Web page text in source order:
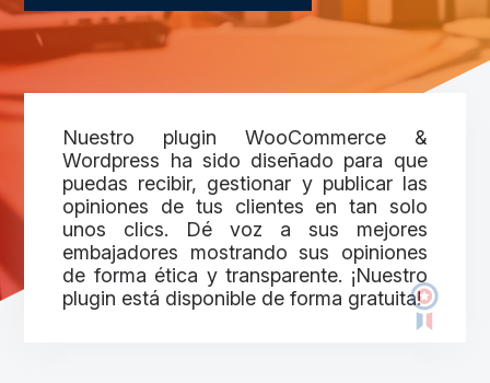
Nuestro plugin WooCommerce &
Wordpress ha sido diseñado para que
puedas recibir, gestionar y publicar las
opiniones de tus clientes en tan solo
unos clics. Dé voz a sus mejores
embajadores mostrando sus opiniones
de forma ética y transparente. ¡Nuestro
plugin está disponible de forma gratuita!